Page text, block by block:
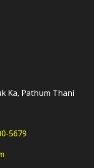
Ka, Pathum Thani
5679